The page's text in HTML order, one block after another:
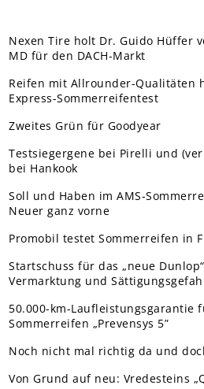
Nexen Tire holt Dr. Guido Hüffer
MD für den DACH-Markt
Reifen mit Allrounder-Qualitäten
Express-Sommerreifentest
Zweites Grün für Goodyear
Testsiegergene bei Pirelli und
bei Hankook
Soll und Haben im AMS-
Neuer ganz vorne
Promobil testet Sommerreifen in
Startschuss für das „neue
Vermarktung und
50.000-km-Laufleistungsgarantie
Sommerreifen „Prevensys 5”
Noch nicht mal richtig da und
Von Grund auf neu: Vredesteins